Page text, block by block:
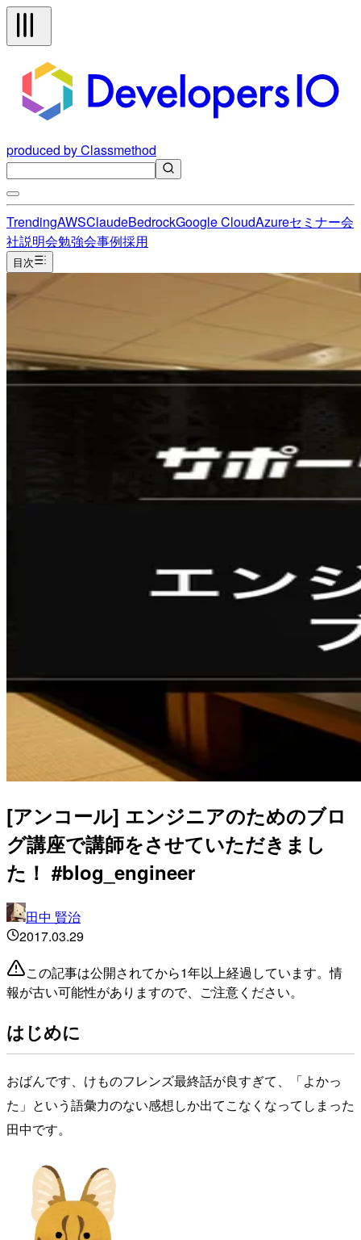
produced by Classmethod
TrendingAWSClaudeBedrockGoogle CloudAzureセミナー会
社説明会勉強会事例採用
目次
[アンコール] エンジニアのためのブロ
グ講座で講師をさせていただきまし
た！ #blog_engineer
田中 賢治
2017.03.29
この記事は公開されてから1年以上経過しています。情
報が古い可能性がありますので、ご注意ください。
はじめに
おばんです、けものフレンズ最終話が良すぎて、「よかっ
た」という語彙力のない感想しか出てこなくなってしまった
田中です。